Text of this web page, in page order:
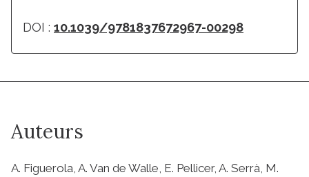
DOI : 10.1039/9781837672967-00298
Auteurs
A. Figuerola, A. Van de Walle, E. Pellicer, A. Serrà, M.